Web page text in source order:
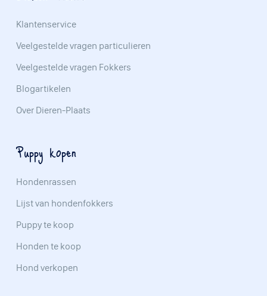
Klantenservice
Veelgestelde vragen particulieren
Veelgestelde vragen Fokkers
Blogartikelen
Over Dieren-Plaats
Puppy kopen
Hondenrassen
Lijst van hondenfokkers
Puppy te koop
Honden te koop
Hond verkopen